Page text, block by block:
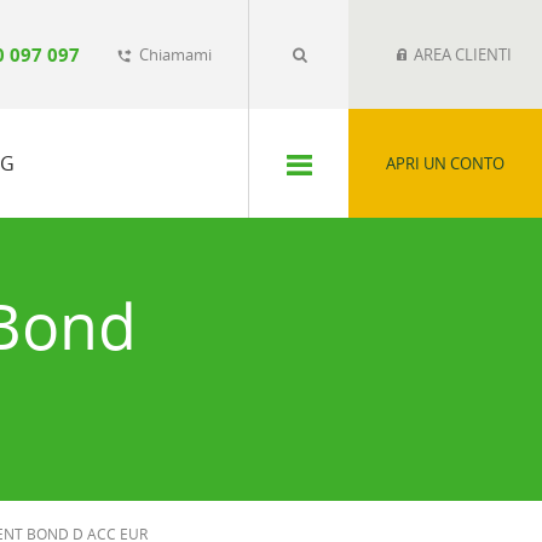
097 097 phone_forwarded Chiamami AREA CLIENTI
APRI UN CONTO
BOND D ACC EUR